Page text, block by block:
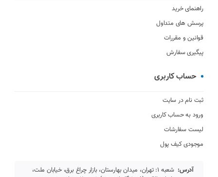
راهنمای خرید
پرسش های متداول
قوانین و مقررات
پیگیری سفارش
حساب کاربری
ثبت نام در سایت
ورود به حساب کاربری
لیست سفارشات
موجودی کیف پول
آدرس:
شعبه 1: تهران، میدان بهارستان، بازار چراغ برق، خیابان ملت،